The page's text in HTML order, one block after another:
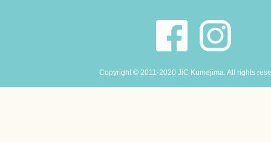
Copyright © 2011-2020 JiC Kumejima. All rights